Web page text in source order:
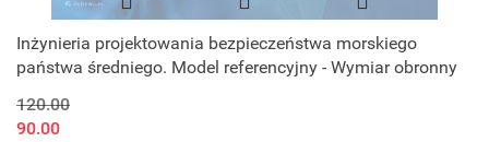
Inżynieria projektowania bezpieczeństwa morskiego
państwa średniego. Model referencyjny - Wymiar obronny
120.00
90.00